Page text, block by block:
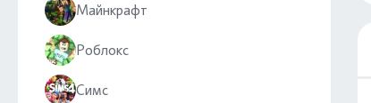
Майнкрафт
Роблокс
Симс